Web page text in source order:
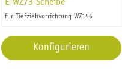
E-WZ73 Scheibe
für Tiefziehvorrichtung WZ156
Konfigurieren